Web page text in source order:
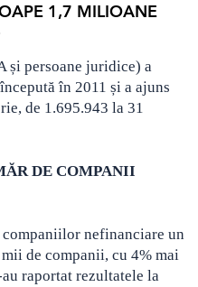
1,7 MILIOANE
și persoane juridice) a
în 2011 și a ajuns
de 1.695.943 la 31
DE COMPANII
nefinanciare un
de companii, cu 4% mai
raportat rezultatele la